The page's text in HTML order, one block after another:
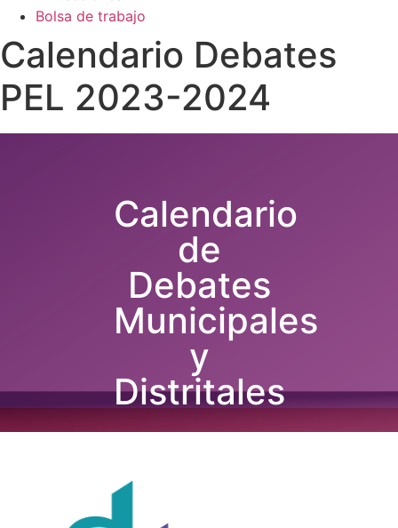
Bolsa de trabajo
Calendario Debates
PEL 2023-2024
Calendario
de
Debates
Municipales
y
Distritales